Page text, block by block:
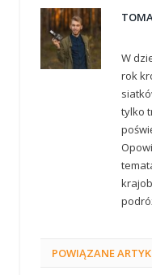
W
rok
tylko
POWIĄZANE